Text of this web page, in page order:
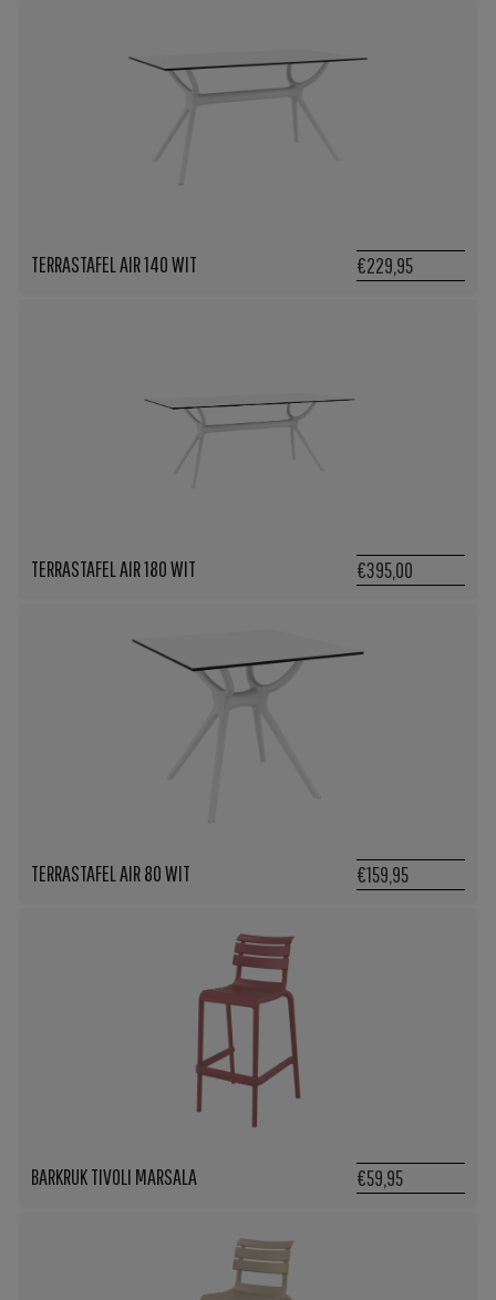
TERRASTAFEL AIR 140 WIT €229,95
TERRASTAFEL AIR 180 WIT €395,00
TERRASTAFEL AIR 80 WIT €159,95
BARKRUK TIVOLI MARSALA €59,95